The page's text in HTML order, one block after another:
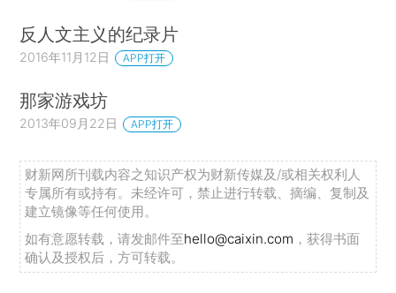
反人文主义的纪录片
2016年11月12日 APP打开
那家游戏坊
2013年09月22日 APP打开
财新网所刊载内容之知识产权为财新传媒及/或相关权利人
专属所有或持有。未经许可，禁止进行转载、摘编、复制及
建立镜像等任何使用。
如有意愿转载，请发邮件至hello@caixin.com ，获得书面
确认及授权后，方可转载。